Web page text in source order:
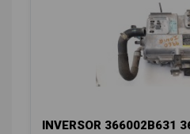
INVERSOR 366002B631